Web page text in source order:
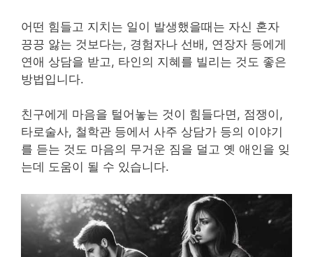
어떤 힘들고 지치는 일이 발생했을때는 자신 혼자
끙끙 앓는 것보다는, 경험자나 선배, 연장자 등에게
연애 상담을 받고, 타인의 지혜를 빌리는 것도 좋은
방법입니다.
친구에게 마음을 털어놓는 것이 힘들다면, 점쟁이,
타로술사, 철학관 등에서 사주 상담가 등의 이야기
를 듣는 것도 마음의 무거운 짐을 덜고 옛 애인을 잊
는데 도움이 될 수 있습니다.